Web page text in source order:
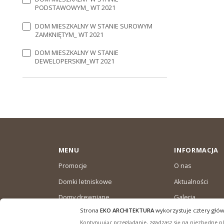
PODSTAWOWYM_ WT 2021
DOM MIESZKALNY W STANIE SUROWYM
ZAMKNIĘTYM_ WT 2021
DOM MIESZKALNY W STANIE
DEWELOPERSKIM_WT 2021
MENU
Promocje
Domki letniskowe
Domy drewniane
Domki ogrodowe
INFORMACJA
O nas
Aktualności
Galeria
Warunki
Strona EKO ARCHITEKTURAwykorzystuje cztery
Kontynuując przeglądanie, zgadzasz się na niezbędne